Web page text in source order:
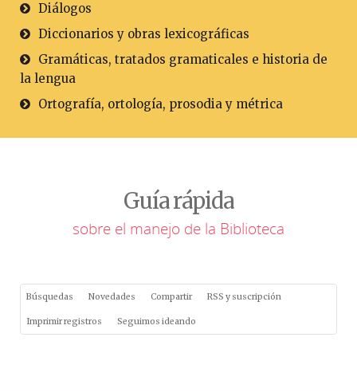
Diálogos
Diccionarios y obras lexicográficas
Gramáticas, tratados gramaticales e historia de
la lengua
Ortografía, ortología, prosodia y métrica
Guía rápida
sobre el manejo de la Biblioteca
Búsquedas Novedades Compartir RSS y suscripción
Imprimir registros Seguimos ideando